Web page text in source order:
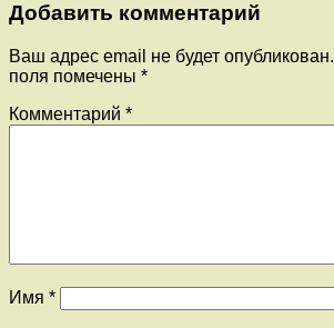
Добавить комментарий
Ваш адрес email не будет опубликован.
поля помечены *
Комментарий *
Имя *